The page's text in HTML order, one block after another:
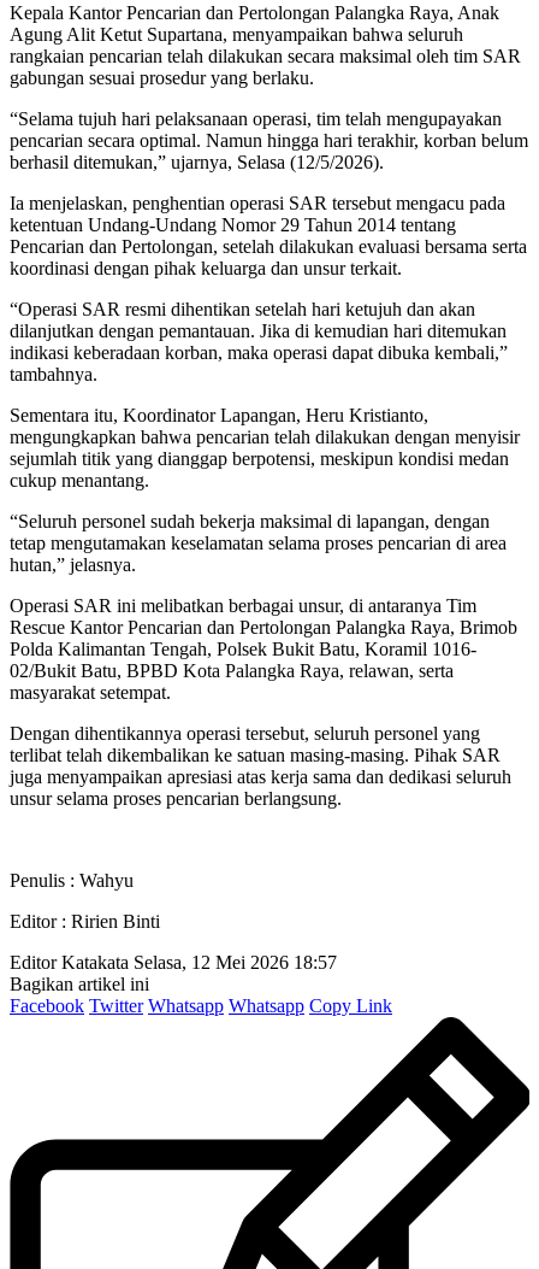
Kepala Kantor Pencarian dan Pertolongan Palangka Raya, Anak
Agung Alit Ketut Supartana, menyampaikan bahwa seluruh
rangkaian pencarian telah dilakukan secara maksimal oleh tim SAR
gabungan sesuai prosedur yang berlaku.
“Selama tujuh hari pelaksanaan operasi, tim telah mengupayakan
pencarian secara optimal. Namun hingga hari terakhir, korban belum
berhasil ditemukan,” ujarnya, Selasa (12/5/2026).
Ia menjelaskan, penghentian operasi SAR tersebut mengacu pada
ketentuan Undang-Undang Nomor 29 Tahun 2014 tentang
Pencarian dan Pertolongan, setelah dilakukan evaluasi bersama serta
koordinasi dengan pihak keluarga dan unsur terkait.
“Operasi SAR resmi dihentikan setelah hari ketujuh dan akan
dilanjutkan dengan pemantauan. Jika di kemudian hari ditemukan
indikasi keberadaan korban, maka operasi dapat dibuka kembali,”
tambahnya.
Sementara itu, Koordinator Lapangan, Heru Kristianto,
mengungkapkan bahwa pencarian telah dilakukan dengan menyisir
sejumlah titik yang dianggap berpotensi, meskipun kondisi medan
cukup menantang.
“Seluruh personel sudah bekerja maksimal di lapangan, dengan
tetap mengutamakan keselamatan selama proses pencarian di area
hutan,” jelasnya.
Operasi SAR ini melibatkan berbagai unsur, di antaranya Tim
Rescue Kantor Pencarian dan Pertolongan Palangka Raya, Brimob
Polda Kalimantan Tengah, Polsek Bukit Batu, Koramil 1016-
02/Bukit Batu, BPBD Kota Palangka Raya, relawan, serta
masyarakat setempat.
Dengan dihentikannya operasi tersebut, seluruh personel yang
terlibat telah dikembalikan ke satuan masing-masing. Pihak SAR
juga menyampaikan apresiasi atas kerja sama dan dedikasi seluruh
unsur selama proses pencarian berlangsung.
Penulis : Wahyu
Editor : Ririen Binti
Editor Katakata Selasa, 12 Mei 2026 18:57
Bagikan artikel ini
Facebook Twitter Whatsapp Whatsapp Copy Link